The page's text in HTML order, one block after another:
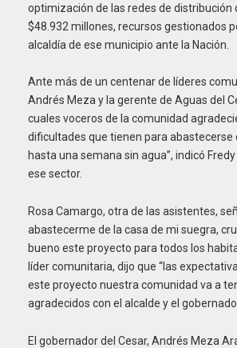
optimización de las redes de distribución
$48.932 millones, recursos gestionados
alcaldía de ese municipio ante la Nación.
Ante más de un centenar de líderes
Andrés Meza y la gerente de Aguas del
cuales voceros de la comunidad
dificultades que tienen para abastecerse
hasta una semana sin agua”, indicó
ese sector.
Rosa Camargo, otra de las asistentes,
abastecerme de la casa de mi suegra,
bueno este proyecto para todos los
líder comunitaria, dijo que “las
este proyecto nuestra comunidad va a
agradecidos con el alcalde y el
El gobernador del Cesar, Andrés Meza